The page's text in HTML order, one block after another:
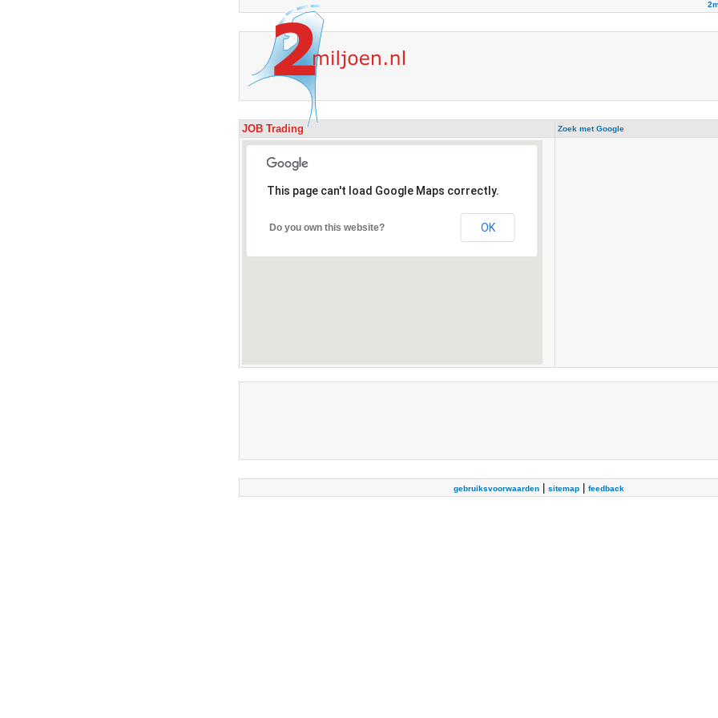
JOB Trading Zoek met Google
This page can't load Google Maps correctly.
Do you own this website? OK
gebruiksvoorwaarden| sitemap| feedback